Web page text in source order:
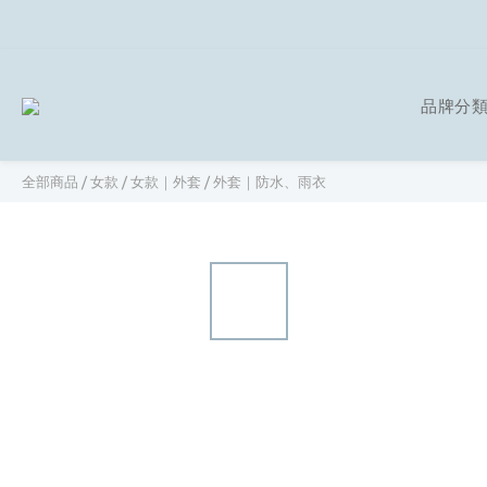
品牌分
全部商品 / 女款 / 女款｜外套 / 外套｜防水、雨衣